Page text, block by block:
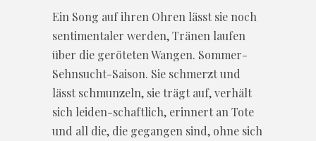
Ein Song auf ihren Ohren lässt sie noch
sentimentaler werden, Tränen laufen
über die geröteten Wangen. Sommer-
Sehnsucht-Saison. Sie schmerzt und
lässt schmunzeln, sie trägt auf, verhält
sich leiden-schaftlich, erinnert an Tote
und all die, die gegangen sind, ohne sich